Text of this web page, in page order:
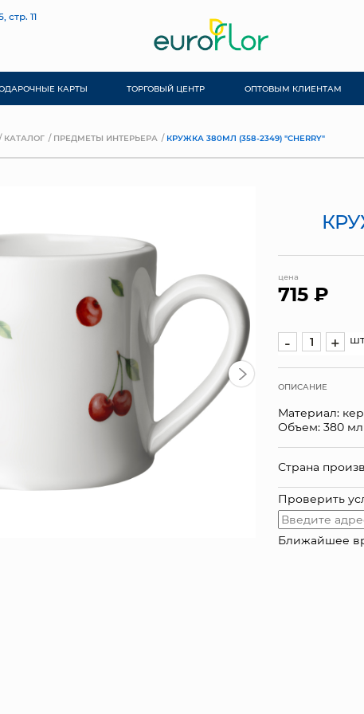
стр. 11
КАРТЫ ТОРГОВЫЙ ЦЕНТР ОПТОВЫМ КЛИЕНТАМ
КАТАЛОГ ПРЕДМЕТЫ ИНТЕРЬЕРА КРУЖКА 380МЛ (358-2349) "CHERRY"
цена
715 ₽
- +
ОПИСАНИЕ
Материал:
Объем: 380 мл
Страна
Проверить
Ближайшее